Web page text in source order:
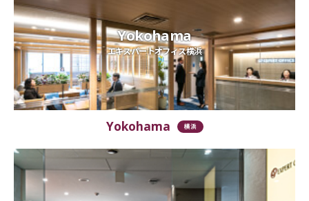
Yokohama
エキスパートオフィス横浜
Yokohama 横浜